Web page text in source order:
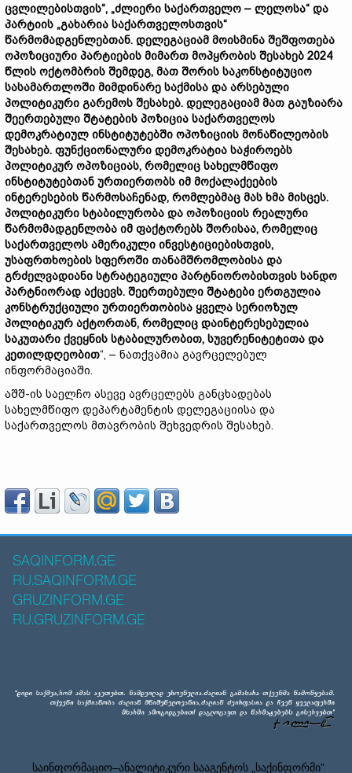
ცვლილებისთვის“, „ძლიერი საქართველო – ლელოსა“ და
პარტიის „გახარია საქართველოსთვის“
წარმომადგენლებთან. დელეგაციამ მოისმინა შეშფოთება
ოპოზიციური პარტიების მიმართ მოპყრობის შესახებ 2024
წლის ოქტომბრის შემდეგ, მათ შორის საკონსტიტუციო
სასამართლოში მიმდინარე საქმისა და არსებული
პოლიტიკური გარემოს შესახებ. დელეგაციამ მათ გაუზიარა
შეერთებული შტატების პოზიცია საქართველოს
დემოკრატიულ ინსტიტუტებში ოპოზიციის მონაწილეობის
შესახებ. ფუნქციონალური დემოკრატია საჭიროებს
პოლიტიკურ ოპოზიციას, რომელიც სახელმწიფო
ინსტიტუტებთან ურთიერთობს იმ მოქალაქეების
ინტერესების წარმოსაჩენად, რომლებმაც მას ხმა მისცეს.
პოლიტიკური სტაბილურობა და ოპოზიციის რეალური
წარმომადგენლობა იმ ფაქტორებს შორისაა, რომელიც
საქართველოს ამერიკული ინვესტიციებისთვის,
უსაფრთხოების სფეროში თანამშრომლობისა და
გრძელვადიანი სტრატეგიული პარტნიორობისთვის სანდო
პარტნიორად აქცევს. შეერთებული შტატები ერთგულია
კონსტრუქციული ურთიერთობისა ყველა სერიოზულ
პოლიტიკურ აქტორთან, რომელიც დაინტერესებულია
საკუთარი ქვეყნის სტაბილურობით, სუვერენიტეტითა და
კეთილდღეობით“, – ნათქვამია გავრცელებულ
ინფორმაციაში.
აშშ-ის საელჩო ასევე ავრცელებს განცხადებას
სახელმწიფო დეპარტამენტის დელეგაციისა და
საქართველოს მთავრობის შეხვედრის შესახებ.
SAQINFORM.GE
RU.SAQINFORM.GE
GRUZINFORM.GE
RU.GRUZINFORM.GE
საინფორმაციო–ანალიტიკური სააგენტოს „საქინფორმი”